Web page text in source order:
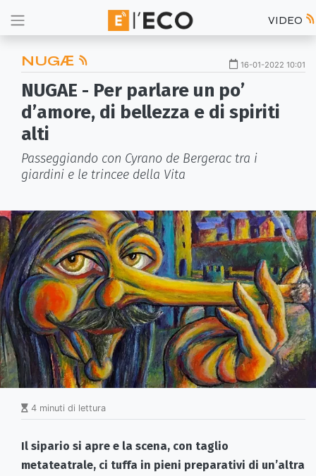
VIDEO
NUGӔ 16-01-2022 10:01
NUGAE - Per parlare un po’
d’amore, di bellezza e di spiriti
alti
Passeggiando con Cyrano de Bergerac tra i
giardini e le trincee della Vita
4 minuti di lettura
Il sipario si apre e la scena, con taglio
metateatrale, ci tuffa in pieni preparativi di un’altra